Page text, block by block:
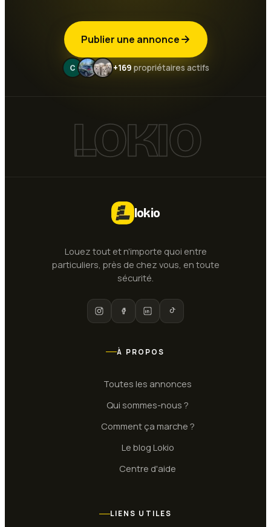
Publier une annonce
+169 propriétaires actifs
LOKIO
lokio
Louez tout et n'importe quoi entre
particuliers, près de chez vous, en toute
sécurité.
À PROPOS
Toutes les annonces
Qui sommes-nous ?
Comment ça marche ?
Le blog Lokio
Centre d'aide
LIENS UTILES